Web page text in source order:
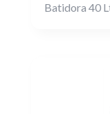
Batidora 40